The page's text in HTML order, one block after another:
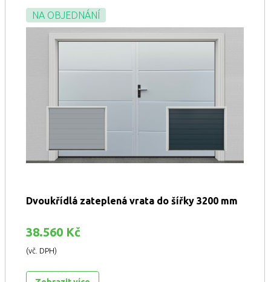
NA OBJEDNÁNÍ
Dvoukřídlá zateplená vrata do šířky 3200 mm
38.560 Kč
(vč. DPH)